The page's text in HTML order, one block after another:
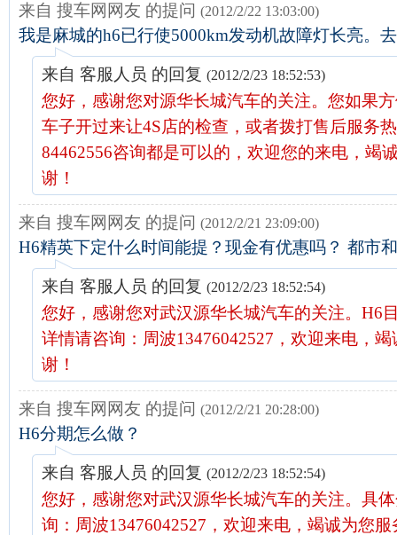
来自 搜车网网友 的提问 (2012/2/22 13:03:00)
我是麻城的h6已行使5000km发动机故障灯长亮。
来自 客服人员 的回复 (2012/2/23 18:52:53)
您好，感谢您对源华长城汽车的关注。您如果
车子开过来让4S店的检查，或者拨打售后服务
84462556咨询都是可以的，欢迎您的来电，竭
谢！
来自 搜车网网友 的提问 (2012/2/21 23:09:00)
H6精英下定什么时间能提？现金有优惠吗？ 都市
来自 客服人员 的回复 (2012/2/23 18:52:54)
您好，感谢您对武汉源华长城汽车的关注。H6
详情请咨询：周波13476042527，欢迎来电，
谢！
来自 搜车网网友 的提问 (2012/2/21 20:28:00)
H6分期怎么做？
来自 客服人员 的回复 (2012/2/23 18:52:54)
您好，感谢您对武汉源华长城汽车的关注。具
询：周波13476042527，欢迎来电，竭诚为您